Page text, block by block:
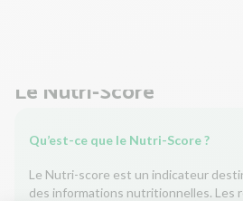
Le Nutri-Score
Qu’est-ce que le Nutri-Score ?
Le Nutri-score est un indicateur
des informations nutritionnelles. Les